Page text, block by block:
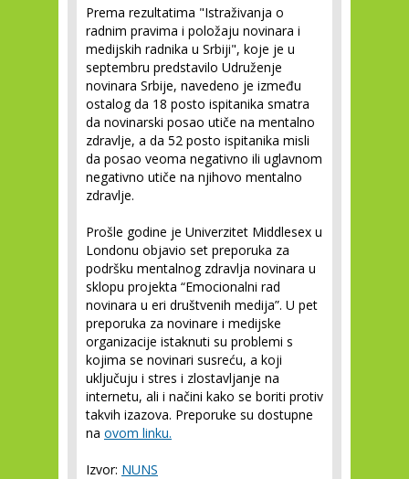
Prema rezultatima "Istraživanja o
radnim pravima i položaju novinara i
medijskih radnika u Srbiji", koje je u
septembru predstavilo Udruženje
novinara Srbije, navedeno je između
ostalog da 18 posto ispitanika smatra
da novinarski posao utiče na mentalno
zdravlje, a da 52 posto ispitanika misli
da posao veoma negativno ili uglavnom
negativno utiče na njihovo mentalno
zdravlje.
Prošle godine je Univerzitet Middlesex u
Londonu objavio set preporuka za
podršku mentalnog zdravlja novinara u
sklopu projekta “Emocionalni rad
novinara u eri društvenih medija”. U pet
preporuka za novinare i medijske
organizacije istaknuti su problemi s
kojima se novinari susreću, a koji
uključuju i stres i zlostavljanje na
internetu, ali i načini kako se boriti protiv
takvih izazova. Preporuke su dostupne
na ovom linku.
Izvor: NUNS